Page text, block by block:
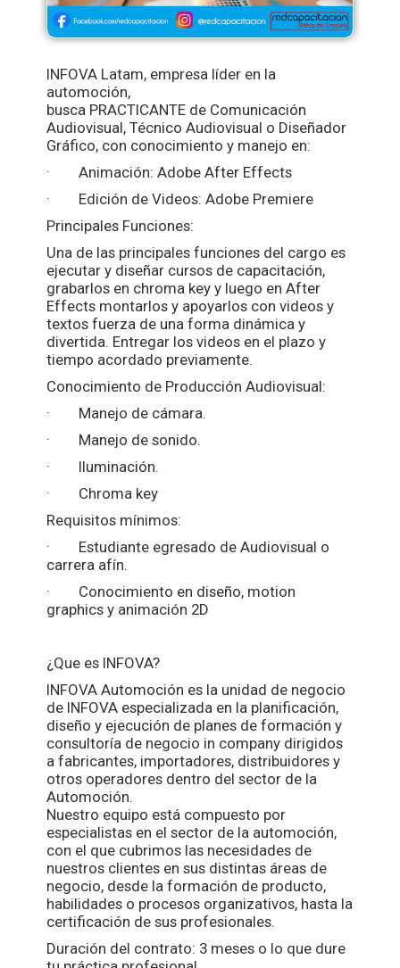
INFOVA Latam, empresa líder en la
automoción,
busca PRACTICANTE de Comunicación
Audiovisual, Técnico Audiovisual o Diseñador
Gráfico, con conocimiento y manejo en:
· Animación: Adobe After Effects
· Edición de Videos: Adobe Premiere
Principales Funciones:
Una de las principales funciones del cargo es
ejecutar y diseñar cursos de capacitación,
grabarlos en chroma key y luego en After
Effects montarlos y apoyarlos con videos y
textos fuerza de una forma dinámica y
divertida. Entregar los videos en el plazo y
tiempo acordado previamente.
Conocimiento de Producción Audiovisual:
· Manejo de cámara.
· Manejo de sonido.
· Iluminación.
· Chroma key
Requisitos mínimos:
· Estudiante egresado de Audiovisual o
carrera afín.
· Conocimiento en diseño, motion
graphics y animación 2D
¿Que es INFOVA?
INFOVA Automoción es la unidad de negocio
de INFOVA especializada en la planificación,
diseño y ejecución de planes de formación y
consultoría de negocio in company dirigidos
a fabricantes, importadores, distribuidores y
otros operadores dentro del sector de la
Automoción.
Nuestro equipo está compuesto por
especialistas en el sector de la automoción,
con el que cubrimos las necesidades de
nuestros clientes en sus distintas áreas de
negocio, desde la formación de producto,
habilidades o procesos organizativos, hasta la
certificación de sus profesionales.
Duración del contrato: 3 meses o lo que dure